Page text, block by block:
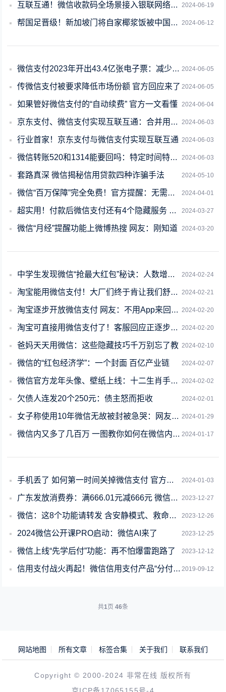
2024-06-19
互联互通！微信收款码全场景接入银联网络：可用云闪付扫码付款
2024-06-12
帮国足晋级！新加坡门将自家椰浆饭被中国人买空：微信支付消费笔数暴涨10倍
2024-06-05
微信支付2023年开出43.4亿张电子票：减少碳排放4.36万吨 你贡献多少
2024-06-05
传微信支付被要求降低市场份额 官方回应来了
2024-06-04
如果管好微信支付的“自动续费” 官方一文看懂
2024-06-03
京东支付、微信支付实现互联互通：合并用户超15亿
2024-06-03
行业首家！京东支付与微信支付实现互联互通
2024-06-03
微信转账520和1314能要回吗：特定时间特殊数字转账一般认定为赠与
2024-05-10
套路真深 微信揭秘信用贷款四种诈骗手法
2024-04-01
微信“百万保障”完全免费！官方提醒：无需担心到期扣费
2024-03-27
超实用！付款后微信支付还有4个隐藏服务 看看你用过几个
2024-03-20
微信“月经”提醒功能上微博热搜 网友：刚知道
2024-02-24
中学生发现微信“抢最大红包”秘诀：人数增多时越靠后 越容易获得手气最佳
2024-02-21
淘宝能用微信支付！大厂们终于肯让我们舒服点了
2024-02-20
淘宝逐步开放微信支付 网友：不用App来回转钱了 希望全面推广
2024-02-20
淘宝可直接用微信支付了！客服回应正逐步开放
2024-02-10
爸妈天天用微信：这些隐藏技巧千万别忘了教
2024-02-07
微信的“红包经济学”：一个封面 百亿产业链
2024-02-02
微信官方龙年头像、壁纸上线：十二生肖手捧金元宝
2024-02-01
欠债人连发20个250元：债主怒而拒收
2024-01-29
女子称使用10年微信无故被封被急哭：网友称人工多次复核 还说自己无辜
2024-01-17
微信内又多了几百万 一图教你如何在微信内使用数字人民币
2024-01-03
手机丢了 如何第一时间关掉微信支付 官方科普
2023-12-27
广东发放消费券：满666.01元减666元 微信支付自动抵扣
2023-12-26
微信：这8个功能请转发 含安静模式、救命短信等
2023-12-25
2024微信公开课PRO启动：微信AI来了
2023-12-12
微信上线“先学后付”功能：再不怕爆雷跑路了
2019-09-12
信用支付战火再起！微信信用支付产品“分付”即将上线
共1页 46条
网站地图 所有文章 标签合集 关于我们 联系我们
Copyright © 2000-2024 非常在线 版权所有